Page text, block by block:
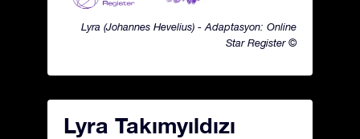
Lyra (Johannes Hevelius) - Adaptasyon: Online
Star Register ©
Lyra Takımyıldızı